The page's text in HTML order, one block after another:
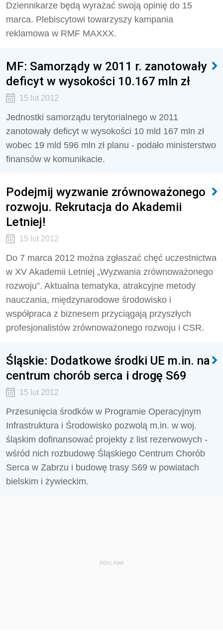
Dziennikarze będą wyrażać swoją opinię do 15
marca. Plebiscytowi towarzyszy kampania
reklamowa w RMF MAXXX.
MF: Samorządy w 2011 r. zanotowały
deficyt w wysokości 10.167 mln zł
15 lut 2012
Jednostki samorządu terytorialnego w 2011
zanotowały deficyt w wysokości 10 mld 167 mln zł
wobec 19 mld 596 mln zł planu - podało ministerstwo
finansów w komunikacie.
Podejmij wyzwanie zrównoważonego
rozwoju. Rekrutacja do Akademii
Letniej!
15 lut 2012
Do 7 marca 2012 można zgłaszać chęć uczestnictwa
w XV Akademii Letniej „Wyzwania zrównoważonego
rozwoju”. Aktualna tematyka, atrakcyjne metody
nauczania, międzynarodowe środowisko i
współpraca z biznesem przyciągają przyszłych
profesjonalistów zrównoważonego rozwoju i CSR.
Śląskie: Dodatkowe środki UE m.in. na
centrum chorób serca i drogę S69
15 lut 2012
Przesunięcia środków w Programie Operacyjnym
Infrastruktura i Środowisko pozwolą m.in. w woj.
śląskim dofinansować projekty z list rezerwowych -
wśród nich rozbudowę Śląskiego Centrum Chorób
Serca w Zabrzu i budowę trasy S69 w powiatach
bielskim i żywieckim.
REKLAMA